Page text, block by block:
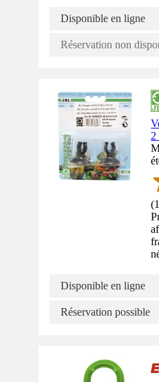
Disponible en ligne
Réservation non
2
(
Disponible en ligne
Réservation possible